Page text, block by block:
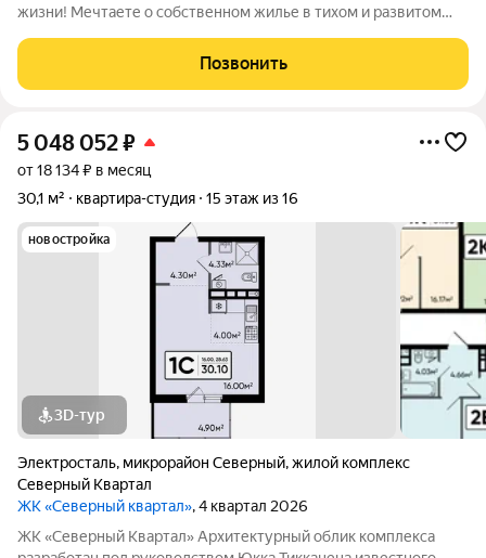
жизни! Мечтаете о собственном жилье в тихом и развитом
апартаменты в Электростали! Преимущества: Свежий ремонт:
Вам не придется тратить время и деньги
Позвонить
5 048 052₽
от 18 134 ₽ в месяц
30,1 м²
квартира-студия 15 этаж из 16
новостройка
3D-тур
Электросталь, микрорайон Северный,жилой комплекс
Северный Квартал
ЖК «Северный квартал», 4 квартал 2026
ЖК «Северный Квартал» Архитектурный облик комплекса